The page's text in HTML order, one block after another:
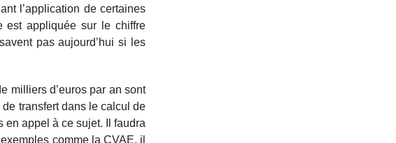
l’application de certaines
est appliquée sur le chiffre
pas aujourd’hui si les
milliers d’euros par an sont
transfert dans le calcul de
en appel à ce sujet. Il faudra
comme la CVAE, il